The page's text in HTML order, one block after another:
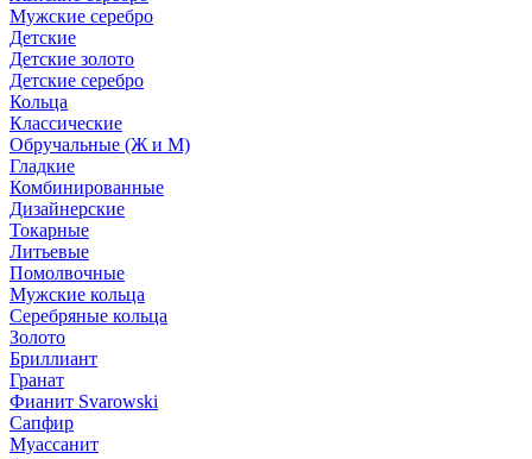
Мужские серебро
Детские
Детские золото
Детские серебро
Кольца
Классические
Обручальные (Ж и М)
Гладкие
Комбинированные
Дизайнерские
Токарные
Литьевые
Помолвочные
Мужские кольца
Серебряные кольца
Золото
Бриллиант
Гранат
Фианит Svarowski
Сапфир
Муассанит